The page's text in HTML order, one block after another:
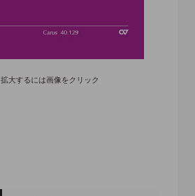
拡大するには画像をクリック